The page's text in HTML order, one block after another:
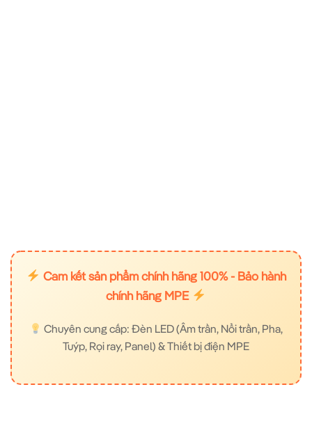
Cam kết sản phẩm chính hãng 100% - Bảo hành
chính hãng MPE
Chuyên cung cấp: Đèn LED (Âm trần, Nổi trần, Pha,
Tuýp, Rọi ray, Panel) & Thiết bị điện MPE